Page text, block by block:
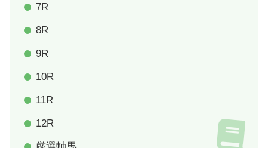
7R
8R
9R
10R
11R
12R